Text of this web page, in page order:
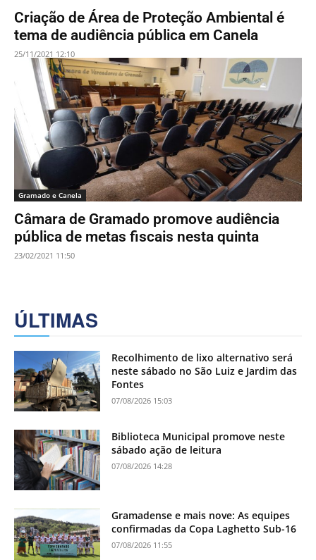
Criação de Área de Proteção Ambiental é
tema de audiência pública em Canela
25/11/2021 12:10
Gramado e Canela
Câmara de Gramado promove audiência
pública de metas fiscais nesta quinta
23/02/2021 11:50
ÚLTIMAS
Recolhimento de lixo alternativo será
neste sábado no São Luiz e Jardim das
Fontes
07/08/2026 15:03
Biblioteca Municipal promove neste
sábado ação de leitura
07/08/2026 14:28
Gramadense e mais nove: As equipes
confirmadas da Copa Laghetto Sub-16
07/08/2026 11:55